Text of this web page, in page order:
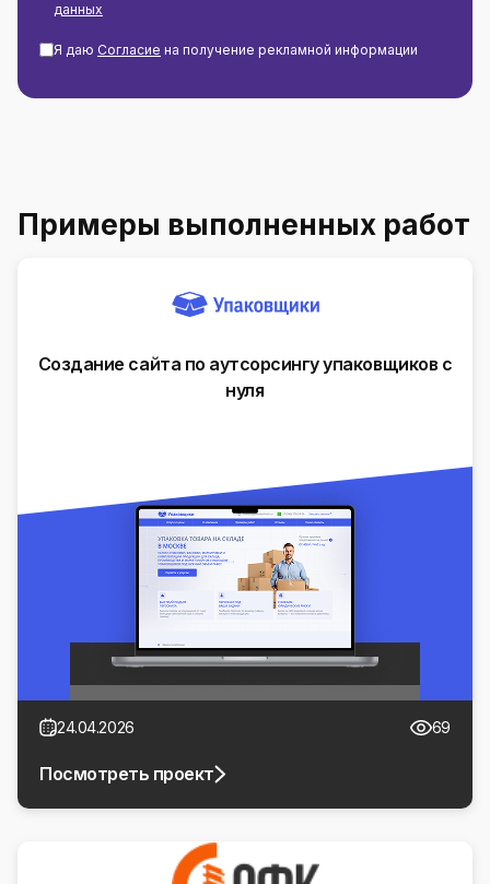
данных
Я даю Согласие на получение рекламной информации
Примеры выполненных работ
Создание сайта по аутсорсингу упаковщиков с
нуля
24.04.2026 69
Посмотреть проект